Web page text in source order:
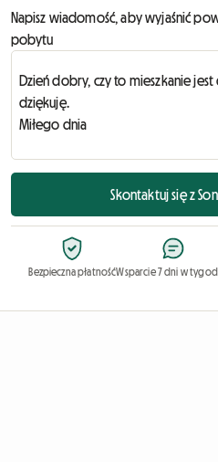
Napisz wiadomość, aby wyjaśnić
pobytu
Skontaktuj się z
Bezpieczna płatnośćWsparcie 7 dni w